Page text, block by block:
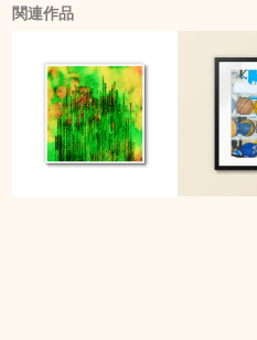
関連作品